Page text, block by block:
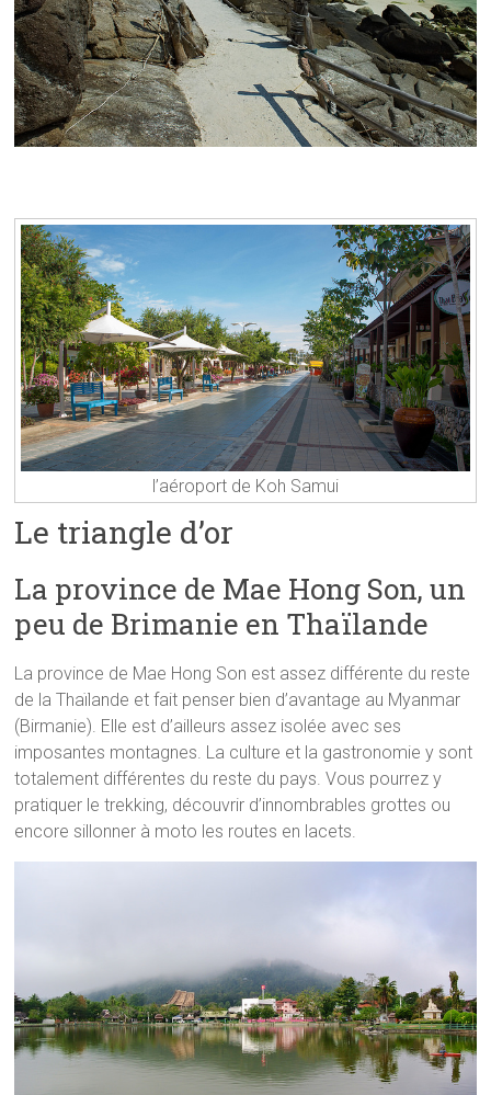
l’aéroport de Koh Samui
Le triangle d’or
La province de Mae Hong Son, un
peu de Brimanie en Thaïlande
La province de Mae Hong Son est assez différente du reste
de la Thaïlande et fait penser bien d’avantage au Myanmar
(Birmanie). Elle est d’ailleurs assez isolée avec ses
imposantes montagnes. La culture et la gastronomie y sont
totalement différentes du reste du pays. Vous pourrez y
pratiquer le trekking, découvrir d’innombrables grottes ou
encore sillonner à moto les routes en lacets.